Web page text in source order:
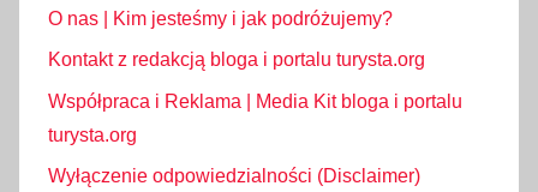
O nas | Kim jesteśmy i jak podróżujemy?
Kontakt z redakcją bloga i portalu turysta.org
Współpraca i Reklama | Media Kit bloga i portalu
turysta.org
Wyłączenie odpowiedzialności (Disclaimer)